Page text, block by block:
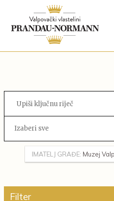
Izaberi sve
IMATELJ GRAĐE: Muzej
Filter